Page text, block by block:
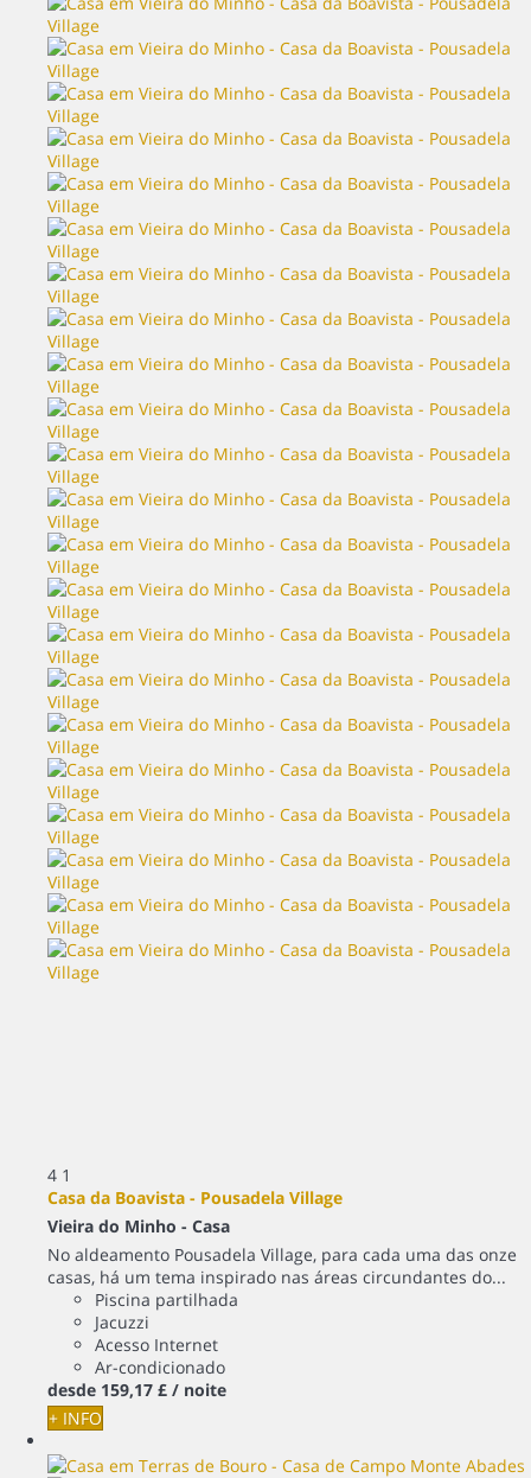
4 1
Casa da Boavista - Pousadela Village
Vieira do Minho - Casa
No aldeamento Pousadela Village, para cada uma das onze
casas, há um tema inspirado nas áreas circundantes do...
Piscina partilhada
Jacuzzi
Acesso Internet
Ar-condicionado
desde 159,17 £ / noite
+ INFO